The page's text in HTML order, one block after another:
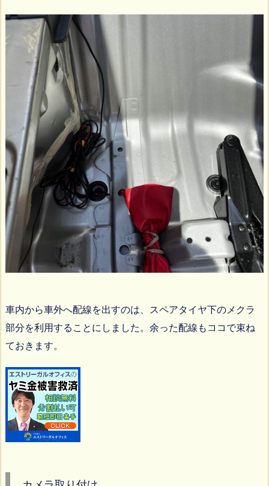
車内から車外へ配線を出すのは、スペアタイヤ下のメクラ
部分を利用することにしました。余った配線もココで束ね
ておきます。